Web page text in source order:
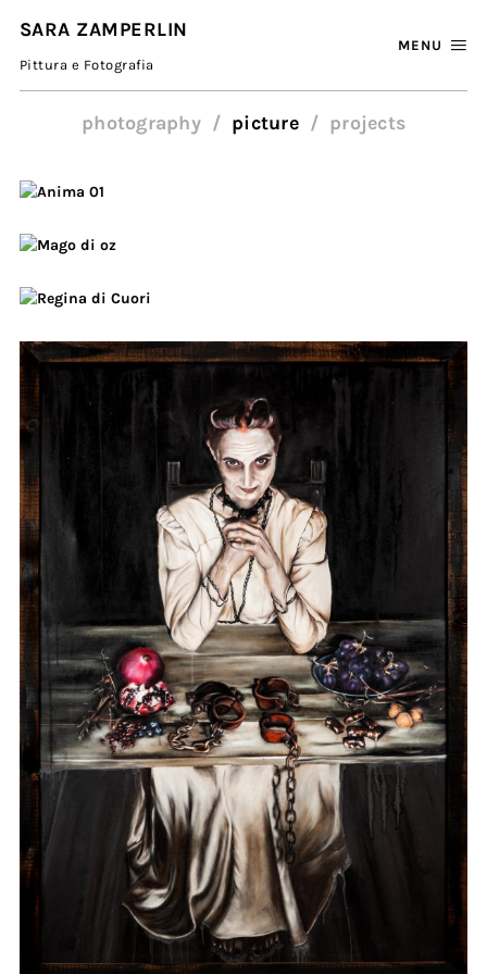
SARA ZAMPERLIN
Pittura e Fotografia
MENU
photography picture projects